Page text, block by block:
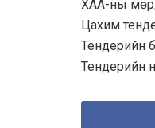
ХАА-ны
Цахим
Тендерийн
Тендерийн